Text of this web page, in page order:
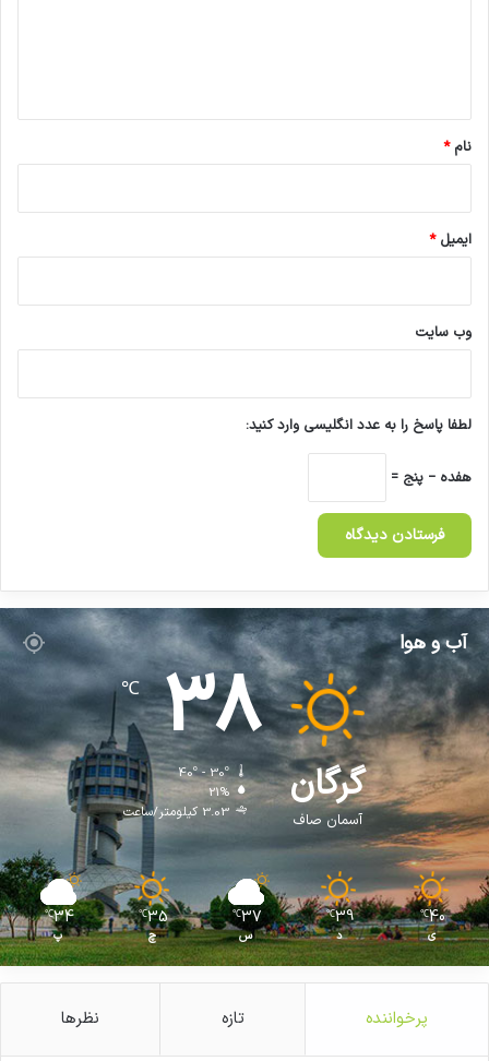
نام*
ایمیل*
وب‌ سایت
لطفا پاسخ را به عدد انگلیسی وارد کنید:
هفده − پنج =
آب و هوا
گرگان
آسمان صاف
38
℃
40º - 30º
21%
3.03 کیلومتر/ساعت
40
℃
ی
39
℃
د
37
℃
س
35
℃
چ
34
℃
پ
پرخواننده تازه نظرها